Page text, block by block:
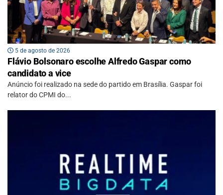
5 de agosto de 2026
Flávio Bolsonaro escolhe Alfredo Gaspar como
candidato a vice
Anúncio foi realizado na sede do partido em Brasília. Gaspar foi
relator do CPMI do...